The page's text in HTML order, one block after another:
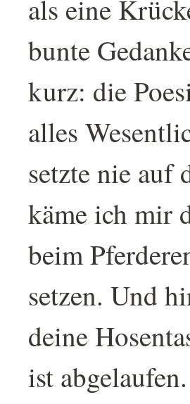
als eine
bunte
kurz: die
alles
setzte nie auf
käme ich mir
beim
setzen. Und
deine
ist